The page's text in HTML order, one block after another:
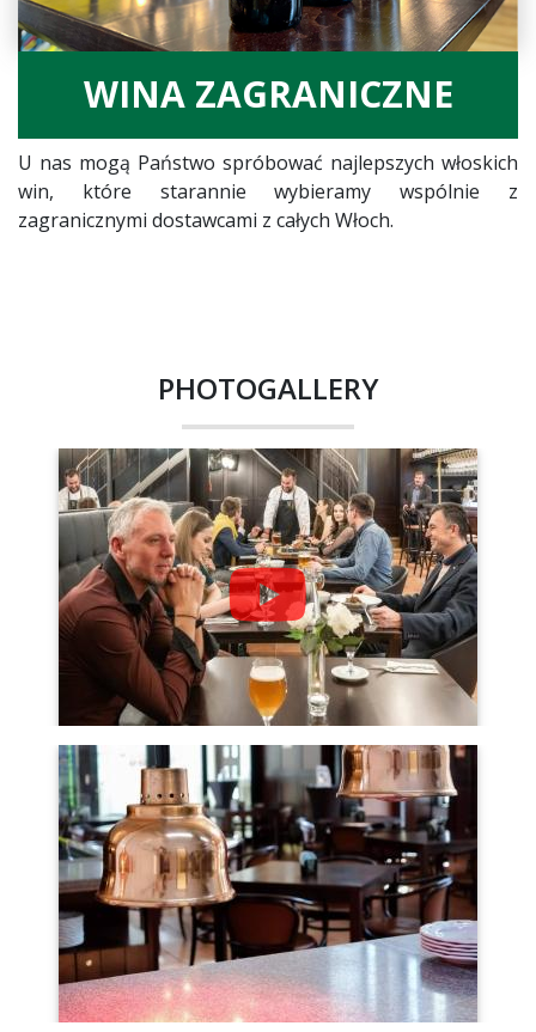
WINA ZAGRANICZNE
U nas mogą Państwo spróbować najlepszych włoskich
win, które starannie wybieramy wspólnie z
zagranicznymi dostawcami z całych Włoch.
PHOTOGALLERY